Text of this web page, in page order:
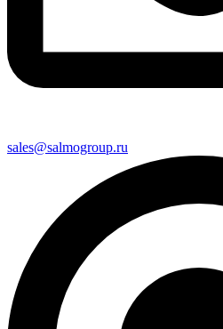
sales@salmogroup.ru